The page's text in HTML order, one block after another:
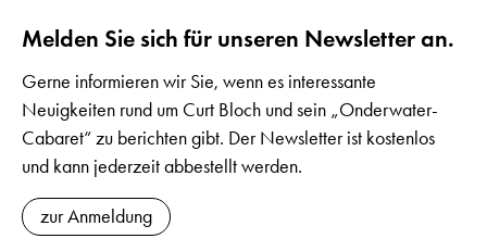
Melden Sie sich für unseren Newsletter an.
Gerne informieren wir Sie, wenn es interessante
Neuigkeiten rund um Curt Bloch und sein „Onderwater-
Cabaret“ zu berichten gibt. Der Newsletter ist kostenlos
und kann jederzeit abbestellt werden.
zur Anmeldung